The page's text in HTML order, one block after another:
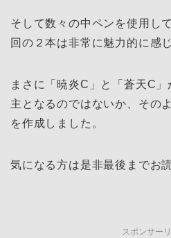
そして数々の中ペンを使用し
回の２本は非常に魅力的に感
まさに「暁炎C」と「蒼天C
主となるのではないか、その
を作成しました。
気になる方は是非最後までお
スポンサー